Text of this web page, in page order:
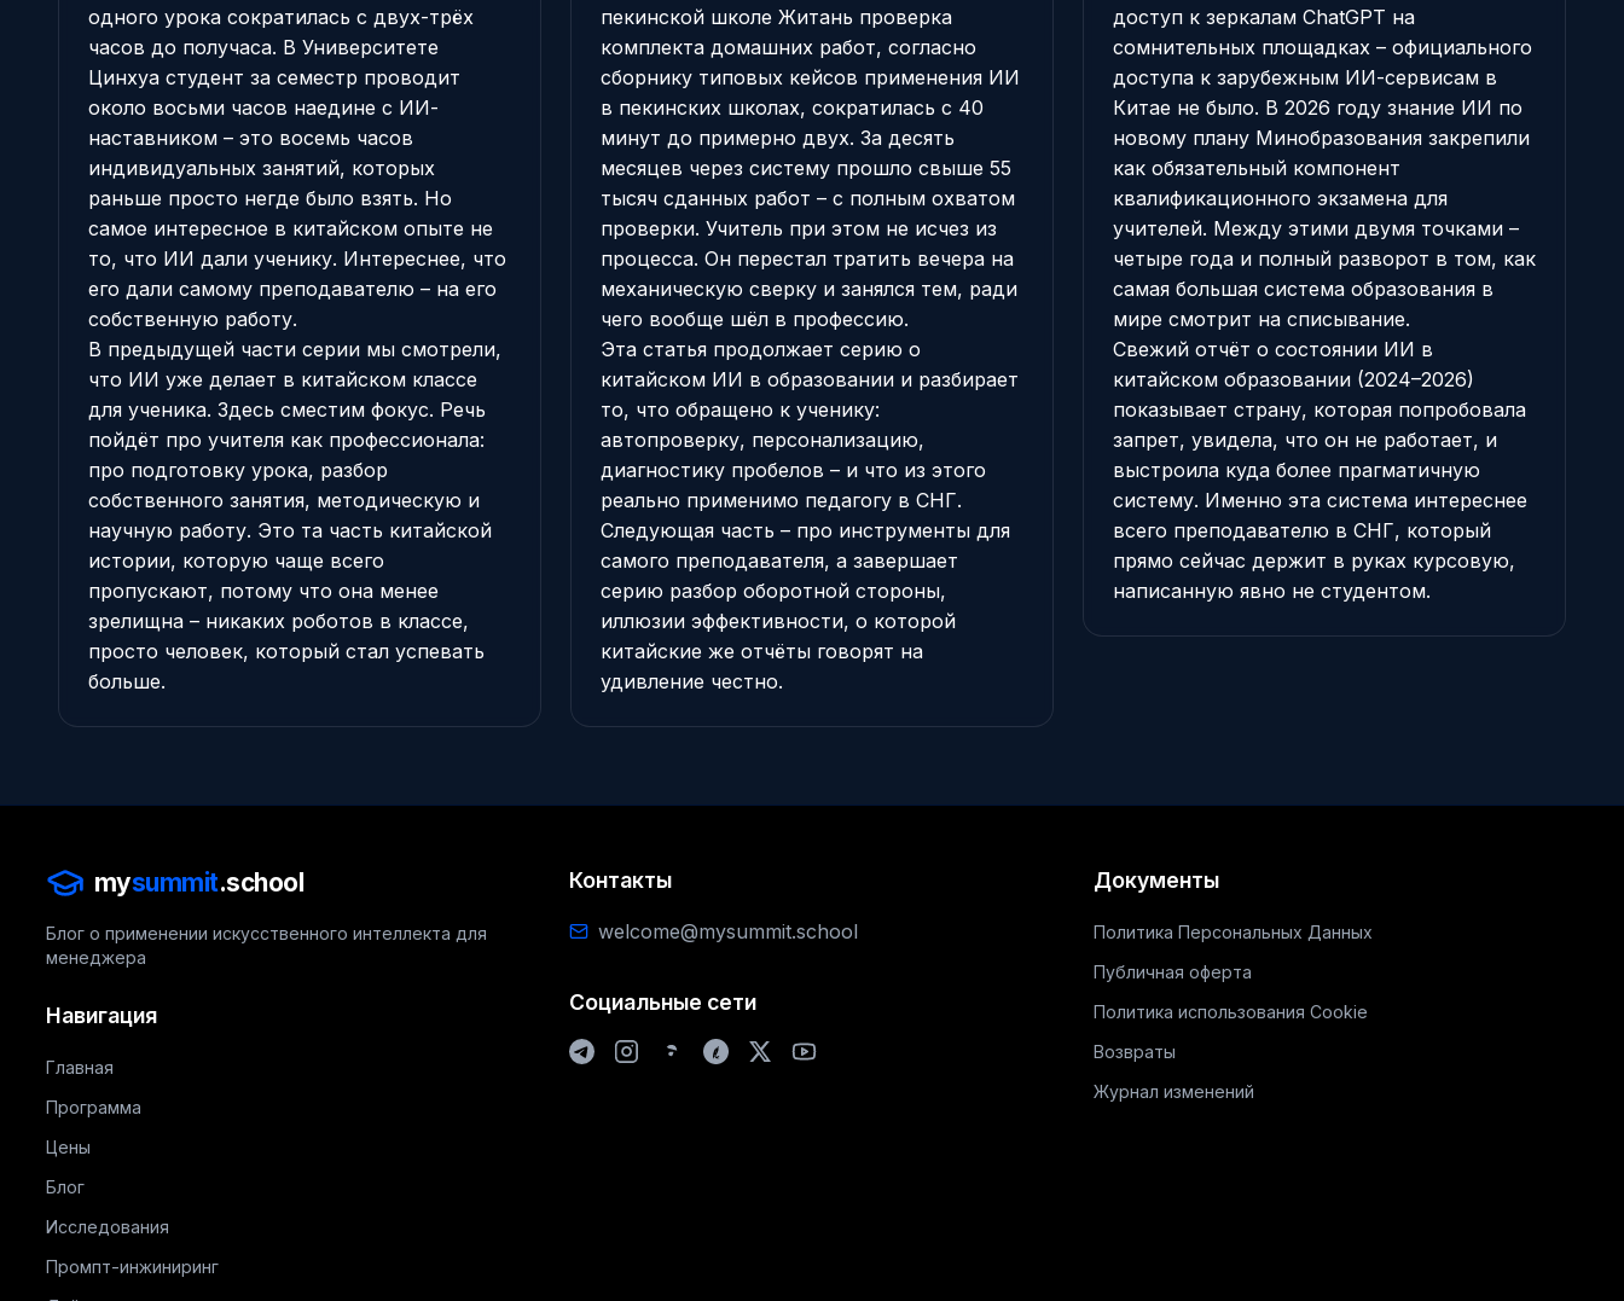
одного урока сократилась с двух-трёх
часов до получаса. В Университете
Цинхуа студент за семестр проводит
около восьми часов наедине с ИИ-
наставником – это восемь часов
индивидуальных занятий, которых
раньше просто негде было взять. Но
самое интересное в китайском опыте не
то, что ИИ дали ученику. Интереснее, что
его дали самому преподавателю – на его
собственную работу.
В предыдущей части серии мы смотрели,
что ИИ уже делает в китайском классе
для ученика. Здесь сместим фокус. Речь
пойдёт про учителя как профессионала:
про подготовку урока, разбор
собственного занятия, методическую и
научную работу. Это та часть китайской
истории, которую чаще всего
пропускают, потому что она менее
зрелищна – никаких роботов в классе,
просто человек, который стал успевать
больше.
пекинской школе Житань проверка
комплекта домашних работ, согласно
сборнику типовых кейсов применения ИИ
в пекинских школах, сократилась с 40
минут до примерно двух. За десять
месяцев через систему прошло свыше 55
тысяч сданных работ – с полным охватом
проверки. Учитель при этом не исчез из
процесса. Он перестал тратить вечера на
механическую сверку и занялся тем, ради
чего вообще шёл в профессию.
Эта статья продолжает серию о
китайском ИИ в образовании и разбирает
то, что обращено к ученику:
автопроверку, персонализацию,
диагностику пробелов – и что из этого
реально применимо педагогу в СНГ.
Следующая часть – про инструменты для
самого преподавателя, а завершает
серию разбор оборотной стороны,
иллюзии эффективности, о которой
китайские же отчёты говорят на
удивление честно.
доступ к зеркалам ChatGPT на
сомнительных площадках – официального
доступа к зарубежным ИИ-сервисам в
Китае не было. В 2026 году знание ИИ по
новому плану Минобразования закрепили
как обязательный компонент
квалификационного экзамена для
учителей. Между этими двумя точками –
четыре года и полный разворот в том, как
самая большая система образования в
мире смотрит на списывание.
Свежий отчёт о состоянии ИИ в
китайском образовании (2024–2026)
показывает страну, которая попробовала
запрет, увидела, что он не работает, и
выстроила куда более прагматичную
систему. Именно эта система интереснее
всего преподавателю в СНГ, который
прямо сейчас держит в руках курсовую,
написанную явно не студентом.
mysummit.school
Блог о применении искусственного интеллекта для
менеджера
Навигация
Главная
Программа
Цены
Блог
Исследования
Промпт-инжиниринг
Контакты
welcome@mysummit.school
Социальные сети
Документы
Политика Персональных Данных
Публичная оферта
Политика использования Cookie
Возвраты
Журнал изменений